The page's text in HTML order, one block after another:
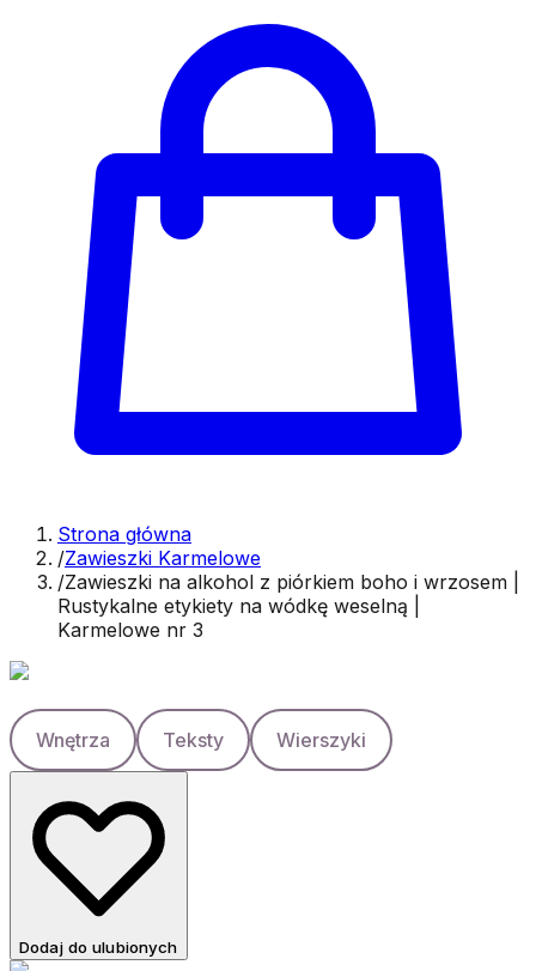
Strona główna
/Zawieszki Karmelowe
/Zawieszki na alkohol z piórkiem boho i wrzosem |
Rustykalne etykiety na wódkę weselną |
Karmelowe nr 3
Wnętrza Teksty Wierszyki
Dodaj do ulubionych